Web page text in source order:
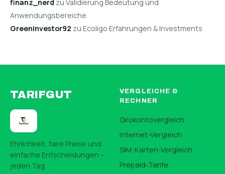
finanz_nerd zu Validierung Bedeutung und
Anwendungsbereiche
GreenInvestor92 zu Ecoligo Erfahrungen & Investments
TARIFGUT
Ehrlichkeit, faire Preise und
einfache Entscheidungen –
jeden Tag.
VERGLEICHE &
RECHNER
Girokontovergleich
Internet-Vergleich
SIM-Karten-Vergleich
Prepaid-Tarife